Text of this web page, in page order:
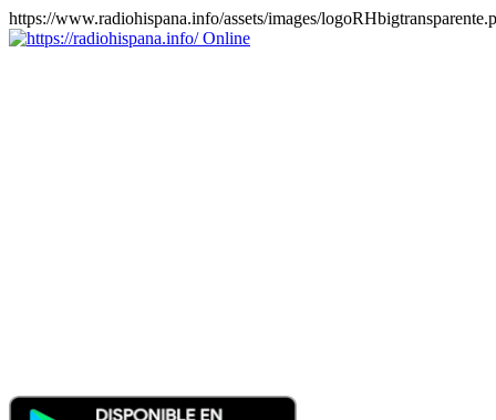
https://www.radiohispana.info/assets/images/
Online